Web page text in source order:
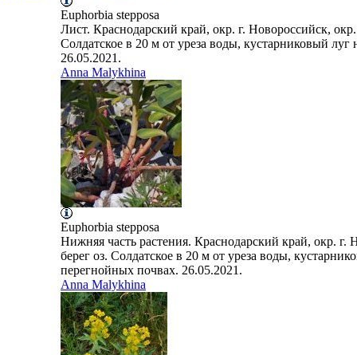
Euphorbia stepposa
Лист. Краснодарский край, окр. г. Новороссийск,
Солдатское в 20 м от уреза воды, кустарниковый
26.05.2021.
Anna Malykhina
Euphorbia stepposa
Нижняя часть растения. Краснодарский край, окр.
берег оз. Солдатское в 20 м от уреза воды,
перегнойных почвах. 26.05.2021.
Anna Malykhina